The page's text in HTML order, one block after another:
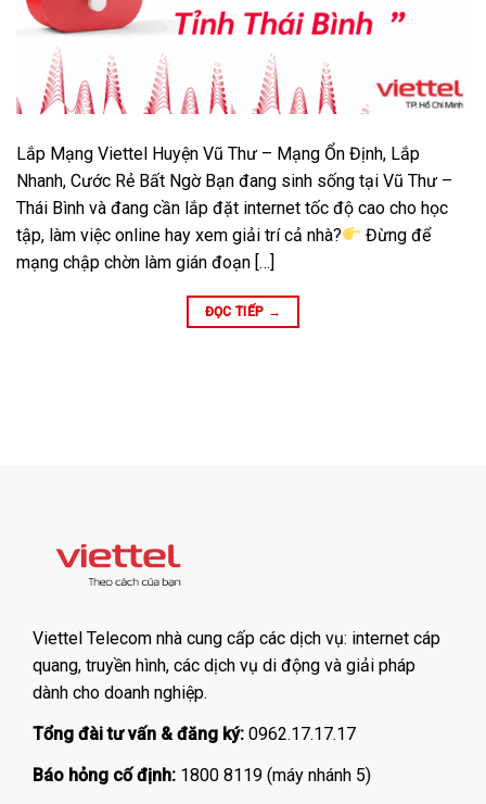
Lắp Mạng Viettel Huyện Vũ Thư – Mạng Ổn Định, Lắp
Nhanh, Cước Rẻ Bất Ngờ Bạn đang sinh sống tại Vũ Thư –
Thái Bình và đang cần lắp đặt internet tốc độ cao cho học
tập, làm việc online hay xem giải trí cả nhà?
Đừng để
mạng chập chờn làm gián đoạn […]
ĐỌC TIẾP →
Viettel Telecom nhà cung cấp các dịch vụ: internet cáp
quang, truyền hình, các dịch vụ di động và giải pháp
dành cho doanh nghiệp.
Tổng đài tư vấn & đăng ký: 0962.17.17.17
Báo hỏng cố định: 1800 8119 (máy nhánh 5)